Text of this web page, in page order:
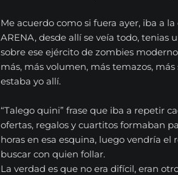
EL
RADIOSHOW
Noticias
Opinión
Entrevistas
Musica
Me acuerdo como si fuera ayer, iba a
ARENA, desde allí se veía todo, tenias
sobre ese ejército de zombies
más, más volumen, más temazos, más
estaba yo allí.
“Talego quini” frase que iba a repetir
ofertas, regalos y cuartitos formaban
horas en esa esquina, luego vendría el
buscar con quien follar.
La verdad es que no era difícil, eran